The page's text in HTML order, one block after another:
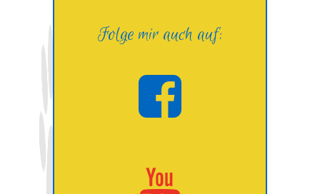
Folge mir auch auf: